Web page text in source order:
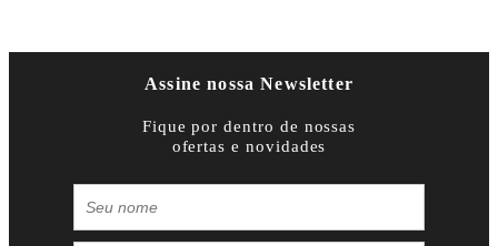
Assine nossa Newsletter
Fique por dentro de nossas
ofertas e novidades